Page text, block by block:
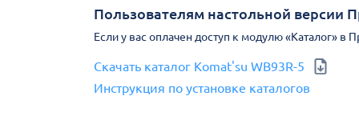
Пользователям настольной версии
Если у вас оплачен доступ к модулю «Каталог» в
Скачать каталог Komat'su WB93R-5
Инструкция по установке каталогов